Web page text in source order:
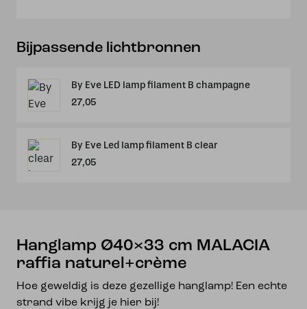
Bijpassende lichtbronnen
By Eve LED lamp filament B champagne
27,05
By Eve Led lamp filament B clear
27,05
Hanglamp Ø40×33 cm MALACIA
raffia naturel+crème
Hoe geweldig is deze gezellige hanglamp! Een echte
strand vibe krijg je hier bij!